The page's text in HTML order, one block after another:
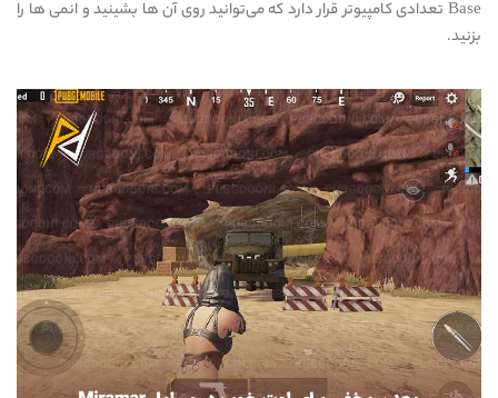
Base تعدادی کامپیوتر قرار دارد که می‌توانید روی آن ها بشینید و انمی ها را
بزنید.